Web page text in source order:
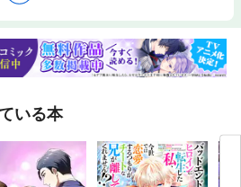
いる本